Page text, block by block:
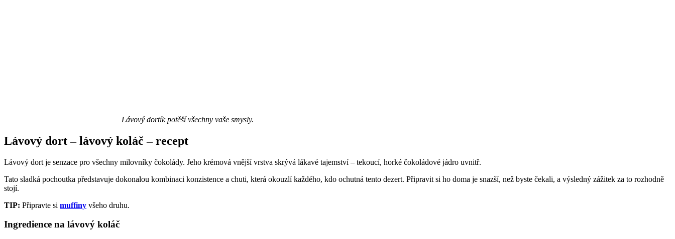
Lávový dortík potěší všechny vaše smysly.
Lávový dort – lávový koláč – recept
Lávový dort je senzace pro všechny milovníky čokolády. Jeho krémová vnější vrstva skrývá lákavé tajemství – tekoucí, horké čokoládové jádro uvnitř.
Tato sladká pochoutka představuje dokonalou kombinaci konzistence a chuti, která okouzlí každého, kdo ochutná tento dezert. Připravit si ho doma je snazší, než byste čekali, a výsledný zážitek za to rozhodně
stojí.
TIP: Připravte si muffiny všeho druhu.
Ingredience na lávový koláč